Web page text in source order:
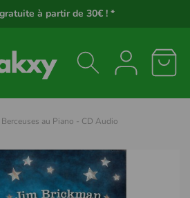
à partir de 30€ ! *
Berceuses au Piano - CD Audio